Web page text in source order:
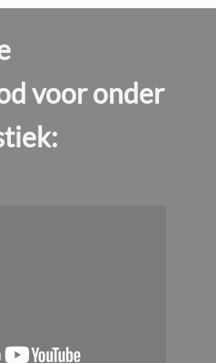
voor onder